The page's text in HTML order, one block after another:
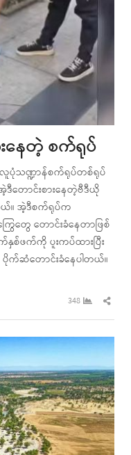
နေတဲ့ စက်ရုပ်
လူပုံသဏ္ဍာန်စက်ရုပ်တစ်ရုပ်
ဒီတောင်းစားနေတဲ့ဗီဒီယို
ယ်။ အဲ့ဒီစက်ရုပ်က
တွေ တောင်းခံနေတာဖြစ်
ဖက်ကို ပူးကပ်ထားပြီး
ဆံတောင်းခံနေပါတယ်။
348